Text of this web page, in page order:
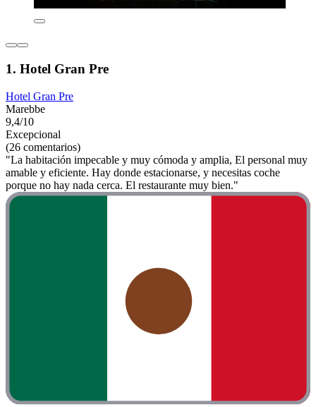
1. Hotel Gran Pre
Hotel Gran Pre
Marebbe
9,4/10
Excepcional
(26 comentarios)
"La habitación impecable y muy cómoda y amplia, El personal muy
amable y eficiente. Hay donde estacionarse, y necesitas coche
porque no hay nada cerca. El restaurante muy bien."